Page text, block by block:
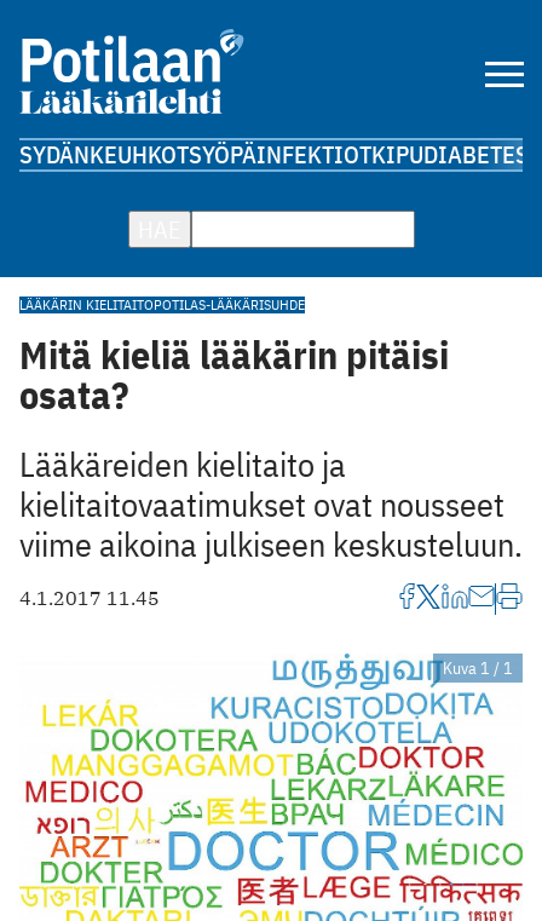
SYDÄNKEUHKOTSYÖPÄINFEKTIOTKIPUDIABETES
LÄÄKÄRIN KIELITAITOPOTILAS-LÄÄKÄRISUHDE
Mitä kieliä lääkärin pitäisi
osata?
Lääkäreiden kielitaito ja
kielitaitovaatimukset ovat nousseet
viime aikoina julkiseen keskusteluun.
4.1.2017 11.45
Kuva 1 / 1